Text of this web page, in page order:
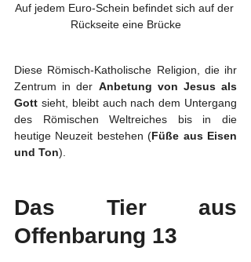
Auf jedem Euro-Schein befindet sich auf der
Rückseite eine Brücke
Diese Römisch-Katholische Religion, die ihr
Zentrum in der Anbetung von Jesus als
Gott sieht, bleibt auch nach dem Untergang
des Römischen Weltreiches bis in die
heutige Neuzeit bestehen (Füße aus Eisen
und Ton).
Das Tier aus
Offenbarung 13